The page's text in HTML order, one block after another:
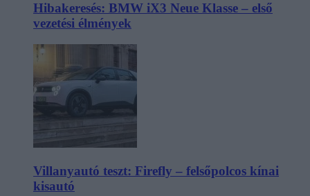
Hibakeresés: BMW iX3 Neue Klasse – első
vezetési élmények
Villanyautó teszt: Firefly – felsőpolcos kínai
kisautó